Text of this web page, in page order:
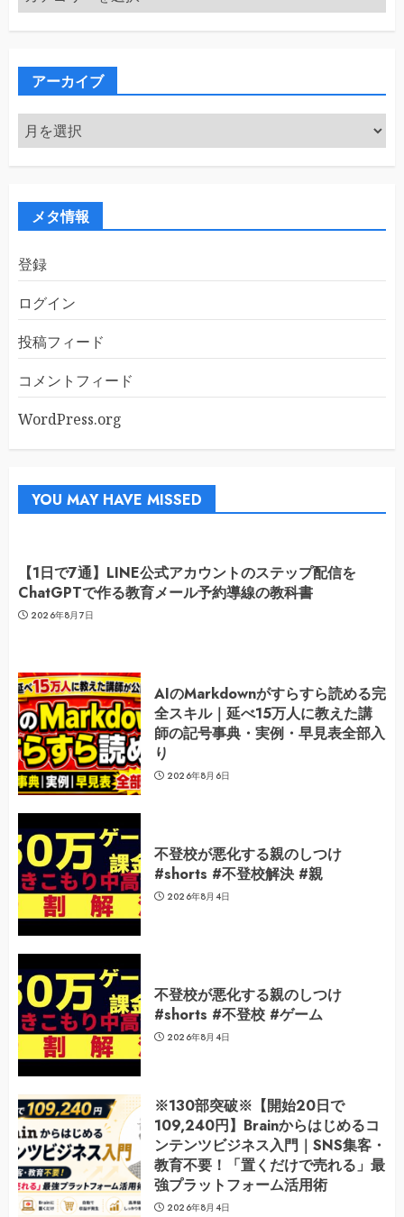
テ
ゴ
アーカイブ
ア
ー
カ
メタ情報
登録
ログイン
投稿フィード
コメントフィード
WordPress.org
YOU MAY HAVE MISSED
【1日で7通】LINE公式アカウントのステップ配信を
ChatGPTで作る教育メール予約導線の教科書
2026年8月7日
AIのMarkdownがすらすら読める完
全スキル｜延べ15万人に教えた講
師の記号事典・実例・早見表全部入
り
2026年8月6日
不登校が悪化する親のしつけ
#shorts #不登校解決 #親
2026年8月4日
不登校が悪化する親のしつけ
#shorts #不登校 #ゲーム
2026年8月4日
※130部突破※【開始20日で
109,240円】Brainからはじめるコ
ンテンツビジネス入門｜SNS集客・
教育不要！「置くだけで売れる」最
強プラットフォーム活用術
2026年8月4日